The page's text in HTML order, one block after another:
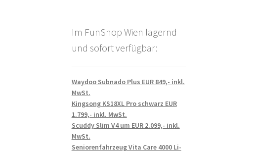
Im FunShop Wien lagernd
und sofort verfügbar:
Waydoo Subnado Plus EUR 849,- inkl.
MwSt.
Kingsong KS18XL Pro schwarz EUR
1.799,- inkl. MwSt.
Scuddy Slim V4 um EUR 2.099,- inkl.
MwSt.
Seniorenfahrzeug Vita Care 4000 Li-